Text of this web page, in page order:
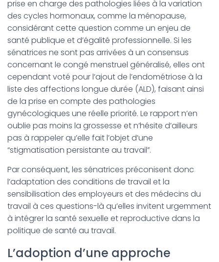
prise en charge des pathologies liées à la variation
des cycles hormonaux, comme la ménopause,
considérant cette question comme un enjeu de
santé publique et d’égalité professionnelle. Si les
sénatrices ne sont pas arrivées à un consensus
concernant le congé menstruel généralisé, elles ont
cependant voté pour l’ajout de l’endométriose à la
liste des affections longue durée (ALD), faisant ainsi
de la prise en compte des pathologies
gynécologiques une réelle priorité. Le rapport n’en
oublie pas moins la grossesse et n’hésite d’ailleurs
pas à rappeler qu’elle fait l’objet d’une
“stigmatisation persistante au travail”.
Par conséquent, les sénatrices préconisent donc
l’adaptation des conditions de travail et la
sensibilisation des employeurs et des médecins du
travail à ces questions-là qu’elles invitent urgemment
à intégrer la santé sexuelle et reproductive dans la
politique de santé au travail.
L’adoption d’une approche